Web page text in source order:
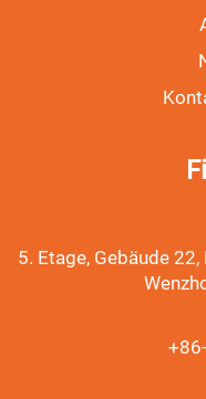
5. Etage, Gebäude